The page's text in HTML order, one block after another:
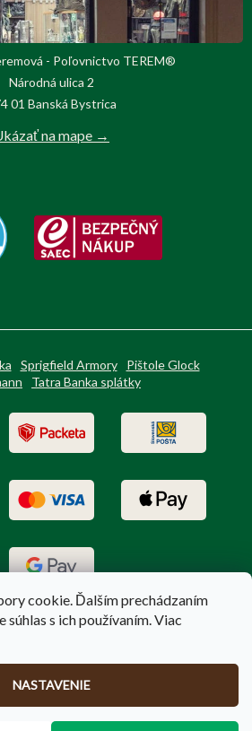
cookie. Ďalším prechádzaním
s ich používaním. Viac
NASTAVENIE
- Poľovnictvo TEREM®
Národná ulica 2
01 Banská Bystrica
na mape →
Sprigfield Armory
Pištole Glock
Tatra Banka splátky
. Všetky práva vyhradené.